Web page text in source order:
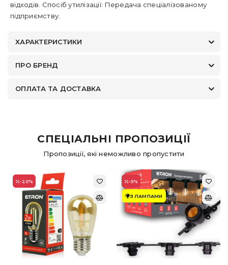
відходів. Спосіб утилізації: Передача спеціалізованому
підприємству.
ХАРАКТЕРИСТИКИ
ПРО БРЕНД
ОПЛАТА ТА ДОСТАВКА
СПЕЦІАЛЬНІ ПРОПОЗИЦІЇ
Пропозиції, які неможливо пропустити
-20% -5%
З ЛАМПАМИ